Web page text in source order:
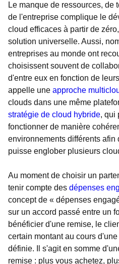
Le manque de ressources, de
de l'entreprise complique le
cloud efficaces à partir de
solution universelle. Aussi,
entreprises au monde ont
choisissent souvent de
d'entre eux en fonction de
appelle une approche
clouds dans une même
stratégie de cloud hybride, qui
fonctionner de manière
environnements différents afin
puisse englober plusieurs
Au moment de choisir un
tenir compte des dépenses
concept de « dépenses
sur un accord passé entre un
bénéficier d'une remise, le
certain montant au cours
définie. Il s'agit en somme
remise : plus vous achetez,